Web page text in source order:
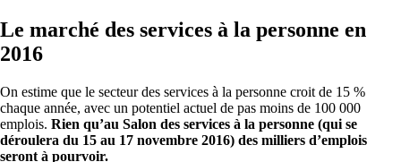
Le marché des services à la personne en
2016
On estime que le secteur des services à la personne croit de 15 %
chaque année, avec un potentiel actuel de pas moins de 100 000
emplois. Rien qu’au Salon des services à la personne (qui se
déroulera du 15 au 17 novembre 2016) des milliers d’emplois
seront à pourvoir.